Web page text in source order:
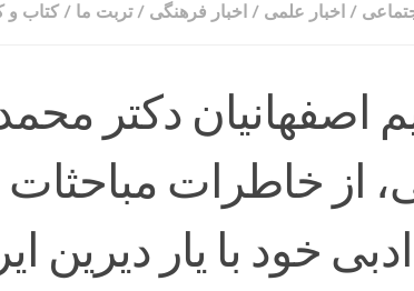
/ اخبار علمی / اخبار فرهنگی / تربت ما / کتاب و
اصفهانیان دکتر
از خاطرات مباحثات
خود با یار دیرین